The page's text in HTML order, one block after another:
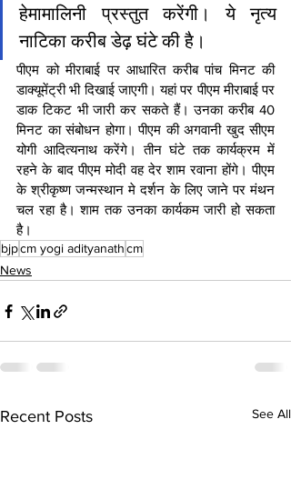
हेमामालिनी प्रस्तुत करेंगी। ये नृत्य
नाटिका करीब डेढ़ घंटे की है।
पीएम को मीराबाई पर आधारित करीब पांच मिनट की
डाक्यूमेंट्री भी दिखाई जाएगी। यहां पर पीएम मीराबाई पर
डाक टिकट भी जारी कर सकते हैं। उनका करीब 40
मिनट का संबोधन होगा। पीएम की अगवानी खुद सीएम
योगी आदित्यनाथ करेंगे। तीन घंटे तक कार्यक्रम में
रहने के बाद पीएम मोदी वह देर शाम रवाना होंगे। पीएम
के श्रीकृष्ण जन्मस्थान मे दर्शन के लिए जाने पर मंथन
चल रहा है। शाम तक उनका कार्यकम जारी हो सकता
है।
bjpcm yogi adityanathcm
News
Recent Posts See All